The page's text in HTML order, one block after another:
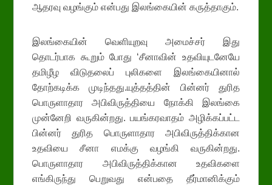
ஆதரவு வழங்கும் என்பது இலங்கையின் கருத்தாகும்.
இலங்கையின் வெளியுறவு அமைச்சர் இது
தொடர்பாக கூறும் போது ‘சீனாவின் உதவியுடனேயே
தமிழீழ விடுதலைப் புலிகளை இலங்கையினால்
தோற்கடிக்க முடிந்தது.யுத்தத்தின் பின்னர் துரித
பொருளாதார அபிவிருத்தியை நோக்கி இலங்கை
முன்னேறி வருகின்றது. பயங்கரவாதம் அழிக்கப்பட்ட
பின்னர் துரித பொருளாதார அபிவிருத்திக்கான
உதவியை சீனா எமக்கு வழங்கி வருகின்றது.
பொருளாதார அபிவிருத்திக்கான உதவிகளை
எங்கிருந்து பெறுவது என்பதை தீர்மானிக்கும்